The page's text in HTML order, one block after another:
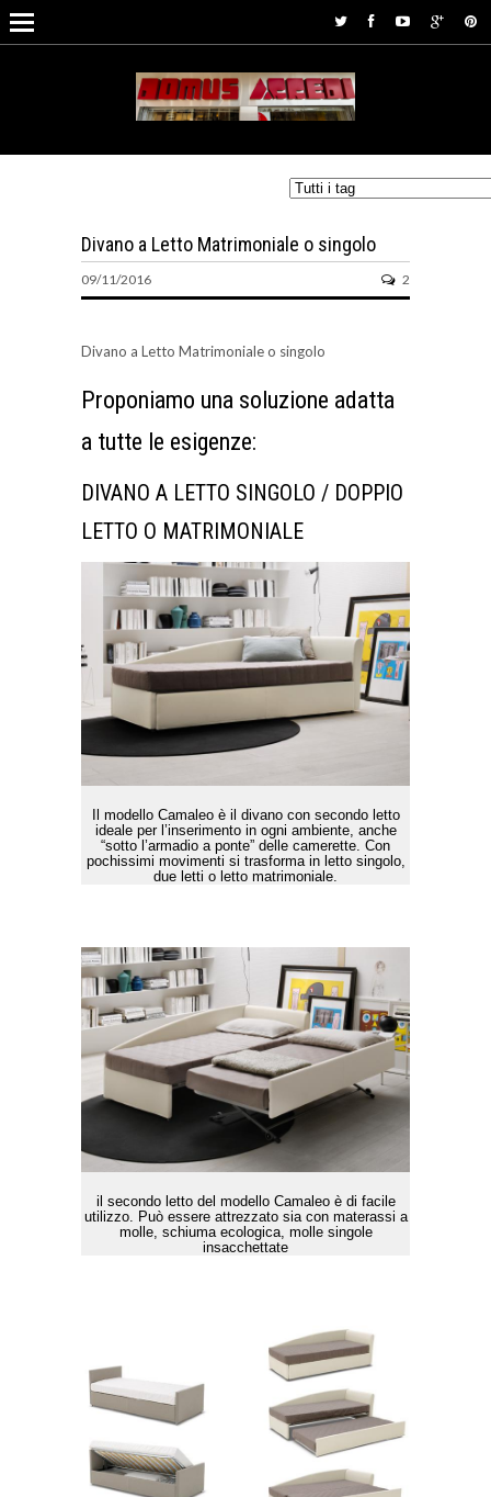
Divano a Letto Matrimoniale o singolo
09/11/2016 2
Divano a Letto Matrimoniale o singolo
Proponiamo una soluzione adatta
a tutte le esigenze:
DIVANO A LETTO SINGOLO / DOPPIO
LETTO O MATRIMONIALE
Il modello Camaleo è il divano con secondo letto
ideale per l’inserimento in ogni ambiente, anche
“sotto l’armadio a ponte” delle camerette. Con
pochissimi movimenti si trasforma in letto singolo,
due letti o letto matrimoniale.
il secondo letto del modello Camaleo è di facile
utilizzo. Può essere attrezzato sia con materassi a
molle, schiuma ecologica, molle singole
insacchettate